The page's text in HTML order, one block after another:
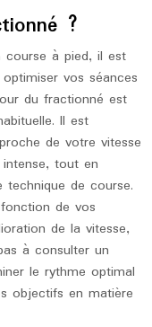
?
course à pied, il est
vos séances
du fractionné est
Il est
de votre vitesse
tout en
de course.
de vos
de la vitesse,
à consulter un
le rythme optimal
objectifs en matière